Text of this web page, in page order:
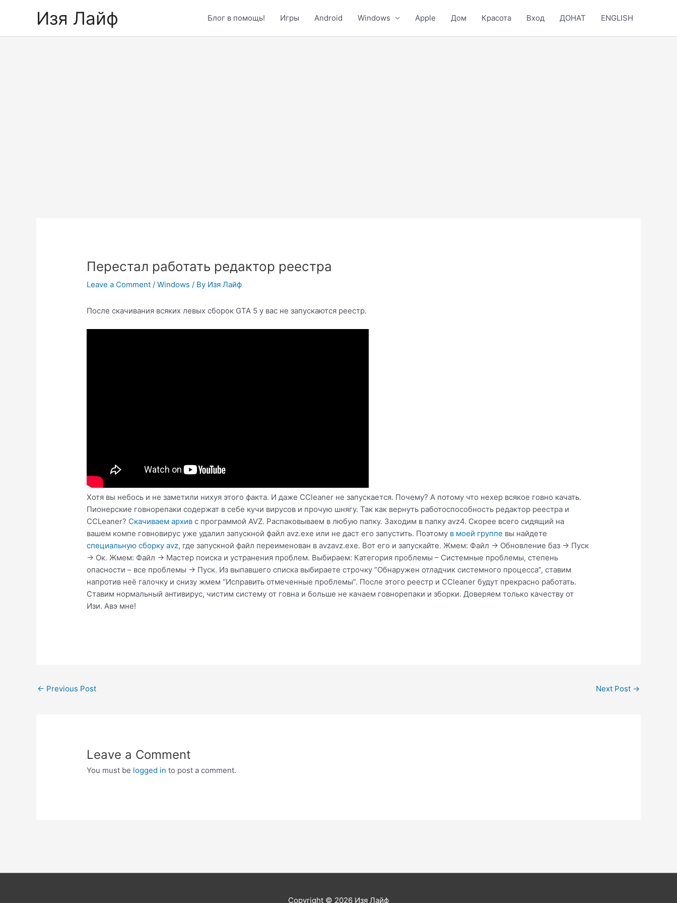
Изя Лайф Блог в помощь! Игры Android Windows Apple Дом Красота Вход ДОНАТ ENGLISH
Перестал работать редактор реестра
Leave a Comment /Windows / By Изя Лайф
После скачивания всяких левых сборок GTA 5 у вас не запускаются реестр.
Хотя вы небось и не заметили нихуя этого факта. И даже CCleaner не запускается. Почему? А потому что нехер всякое говно качать.
Пионерские говнорепаки содержат в себе кучи вирусов и прочую шнягу. Так как вернуть работоспособность редактор реестра и
CCLeaner? Скачиваем архив с программой AVZ. Распаковываем в любую папку. Заходим в папку avz4. Скорее всего сидящий на
вашем компе говновирус уже удалил запускной файл avz.exe или не даст его запустить. Поэтому в моей группе вы найдете
специальную сборку avz, где запускной файл переименован в avzavz.exe. Вот его и запускайте. Жмем: Файл -> Обновление баз -> Пуск
-> Ок. Жмем: Файл -> Мастер поиска и устранения проблем. Выбираем: Категория проблемы – Системные проблемы, степень
опасности – все проблемы -> Пуск. Из выпавшего списка выбираете строчку “Обнаружен отладчик системного процесса”, ставим
напротив неё галочку и снизу жмем “Исправить отмеченные проблемы”. После этого реестр и CCleaner будут прекрасно работать.
Ставим нормальный антивирус, чистим систему от говна и больше не качаем говнорепаки и зборки. Доверяем только качеству от
Изи. Авэ мне!
Post
← Previous Post Next Post →
Leave a Comment
You must be logged in to post a comment.
Copyright © 2026 Изя Лайф